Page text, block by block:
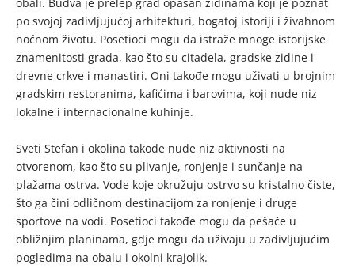
po svojoj zadivljujućoj arhitekturi, bogatoj istoriji i živahnom
noćnom životu. Posetioci mogu da istraže mnoge istorijske
znamenitosti grada, kao što su citadela, gradske zidine i
drevne crkve i manastiri. Oni takođe mogu uživati u brojnim
gradskim restoranima, kafićima i barovima, koji nude niz
lokalne i internacionalne kuhinje.
Sveti Stefan i okolina takođe nude niz aktivnosti na
otvorenom, kao što su plivanje, ronjenje i sunčanje na
plažama ostrva. Vode koje okružuju ostrvo su kristalno čiste,
što ga čini odličnom destinacijom za ronjenje i druge
sportove na vodi. Posetioci takođe mogu da pešače u
obližnjim planinama, gdje mogu da uživaju u zadivljujućim
pogledima na obalu i okolni krajolik.